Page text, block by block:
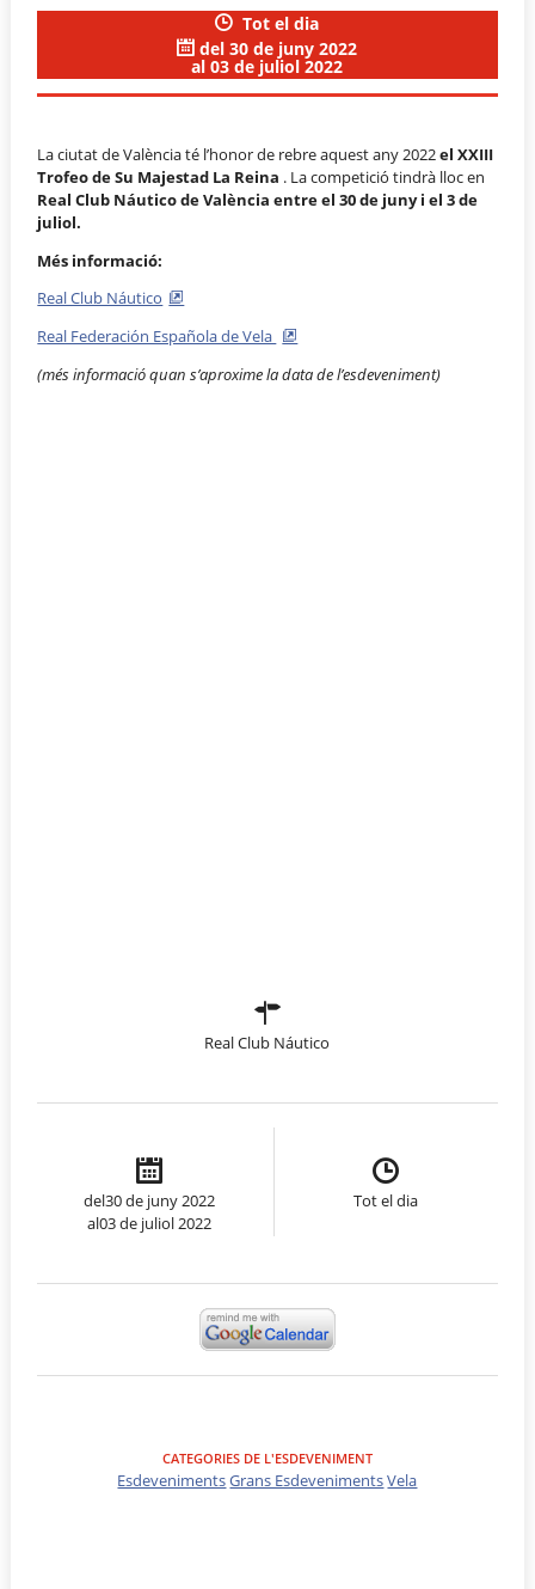
Tot el dia
del 30 de juny 2022
al 03 de juliol 2022
La ciutat de València té l’honor de rebre aquest any 2022el XXIII
Trofeo de Su Majestad La Reina . La competició tindrà lloc en
Real Club Náutico de València entre el 30 de juny i el 3 de
juliol.
Més informació:
Real Club Náutico
Real Federación Española de Vela
(més informació quan s’aproxime la data de l’esdeveniment)
Real Club Náutico
del30 de juny 2022
al03 de juliol 2022
Tot el dia
CATEGORIES DE L'ESDEVENIMENT
EsdevenimentsGrans EsdevenimentsVela